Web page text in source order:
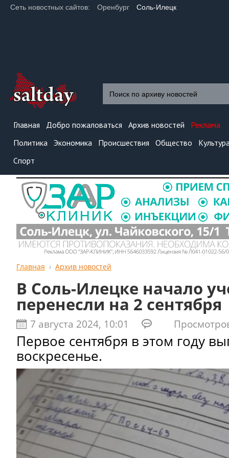
Сеть новостных сайтов: Оренбург Соль-Илецк
Главная Добро пожаловаться Архив новостей
Реклама
Политика Экономика Происшествия Общество
Спорт
Главная Архив новостей
В Соль-Илецке начало
перенесли на 2 сентября
7 августа 2024, 10:01
Первое сентября в этом году
воскресенье.